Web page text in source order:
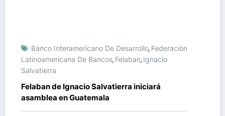
Banco Interamericano De Desarrollo, Federación
Latinoamericana De Bancos, Felaban, Ignacio
Salvatierra
Felaban de Ignacio Salvatierra iniciará
asamblea en Guatemala